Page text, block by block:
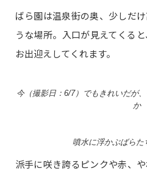
ばら園は温泉街の奥、少しだ
うな場所。入口が見えてくる
お出迎えしてくれます。
今（撮影日：6/7）でもきれいだが
か
噴水に浮かぶばらた
派手に咲き誇るピンクや赤、